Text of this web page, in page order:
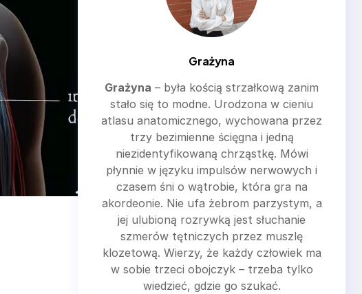
Grażyna
Grażyna – była kością strzałkową zanim
stało się to modne. Urodzona w cieniu
atlasu anatomicznego, wychowana przez
trzy bezimienne ścięgna i jedną
niezidentyfikowaną chrząstkę. Mówi
płynnie w języku impulsów nerwowych i
czasem śni o wątrobie, która gra na
akordeonie. Nie ufa żebrom parzystym, a
jej ulubioną rozrywką jest słuchanie
szmerów tętniczych przez muszlę
klozetową. Wierzy, że każdy człowiek ma
w sobie trzeci obojczyk – trzeba tylko
wiedzieć, gdzie go szukać.